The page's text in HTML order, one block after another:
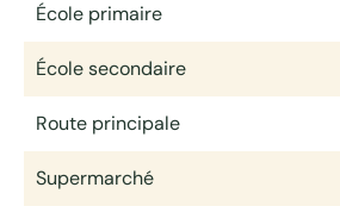
École primaire
École secondaire
Route principale
Supermarché